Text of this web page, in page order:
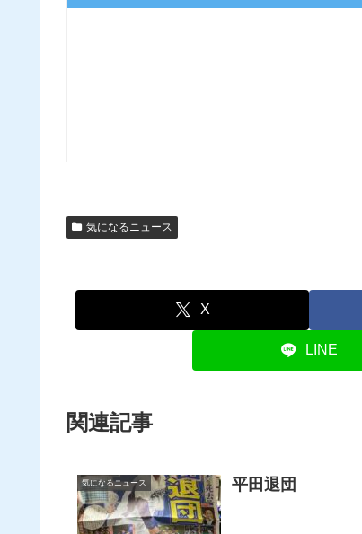
気になるニュース
X
LINE
関連記事
気になるニュース 平田退団